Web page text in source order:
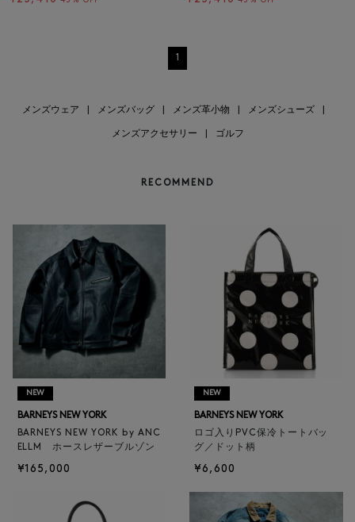
1
メンズウェア メンズバッグ メンズ革小物 メンズシューズ
メンズアクセサリー ゴルフ
RECOMMEND
NEW
BARNEYS NEW YORK
BARNEYS NEW YORK by ANC
ELLM ホースレザーブルゾン
¥165,000
NEW
BARNEYS NEW YORK
ロゴ入りPVC保冷トートバッ
グ／ドット柄
¥6,600